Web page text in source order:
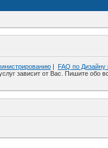
FAQ по Дизайну
зависит от Вас. Пишите